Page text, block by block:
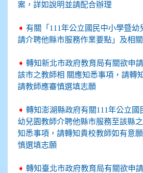
案，詳如說明並請配合辦理
➧ 有關「111年公立國民中小學暨幼
請介聘他縣市服務作業要點」及相
➧ 轉知新北市政府教育局有關欲申
該市之教師相 關應知悉事項，請轉
請教師應審慎選填志願
➧ 轉知澎湖縣政府有關111年公立國
幼兒園教師介聘他縣市服務至該縣
知悉事項，請轉知貴校教師如有意
慎選填志願
➧ 轉知臺北市政府教育局有關欲申